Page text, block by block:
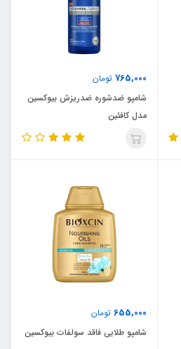
765,000 تومان
شامپو ضدشوره ضدریزش بیوکسین
مدل کافئین
655,000 تومان
شامپو طلایی فاقد سولفات بیوکسین